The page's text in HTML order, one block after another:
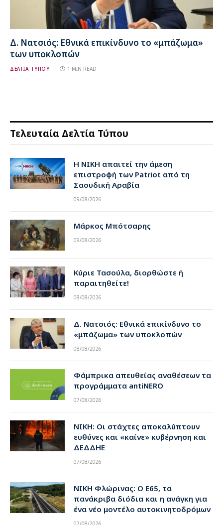
Δ. Νατσιός: Εθνικά επικίνδυνο το «μπάζωμα»
των υποκλοπών
ΔΕΛΤΙΑ ΤΥΠΟΥ 1 MIN READ
Τελευταία Δελτία Τύπου
Η ΝΙΚΗ απαιτεί την άμεση
επιστροφή των Patriot από τη
Σαουδική Αραβία
09/08/2026
Μάρκος Μπότσαρης
09/08/2026
Κύριε Τασούλα, διορθώστε ή
παραιτηθείτε!
08/08/2026
Δ. Νατσιός: Εθνικά επικίνδυνο το
«μπάζωμα» των υποκλοπών
08/08/2026
Φάμπρικα απευθείας αναθέσεων τα
προγράμματα antiNERO
07/08/2026
ΝΙΚΗ: Οι στάχτες αποκαλύπτουν
ευθύνες και «καίνε» κυβέρνηση και
ΔΕΔΔΗΕ
07/08/2026
ΝΙΚΗ Φλώρινας: Ο Ε65, τα
πανάκριβα διόδια και η ανάγκη για
ένα νέο μοντέλο αυτοκινητοδρόμων